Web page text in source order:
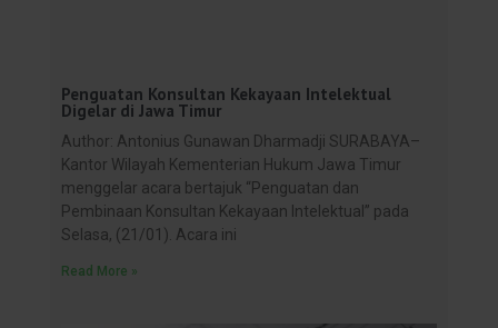
Penguatan Konsultan Kekayaan Intelektual
Digelar di Jawa Timur
Author: Antonius Gunawan Dharmadji SURABAYA–
Kantor Wilayah Kementerian Hukum Jawa Timur
menggelar acara bertajuk “Penguatan dan
Pembinaan Konsultan Kekayaan Intelektual” pada
Selasa, (21/01). Acara ini
Read More »